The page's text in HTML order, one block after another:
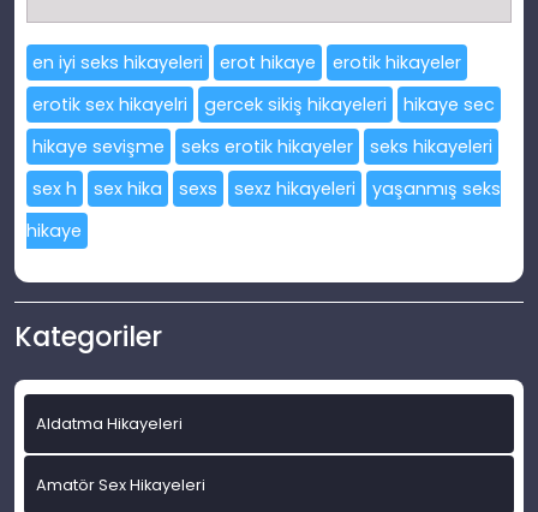
en iyi seks hikayeleri erot hikaye
erotik hikayeler
erotik sex hikayelri
gercek sikiş hikayeleri
hikaye sec
hikaye sevişme
seks erotik hikayeler
seks hikayeleri
sex h
sex hika sexs sexz hikayeleri
yaşanmış seks
hikaye
Kategoriler
Aldatma Hikayeleri
Amatör Sex Hikayeleri